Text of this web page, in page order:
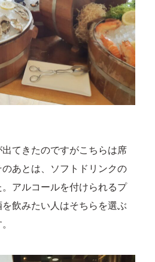
てきたのですがこちらは席
あとは、ソフトドリンクの
アルコールを付けられるプ
飲みたい人はそちらを選ぶ